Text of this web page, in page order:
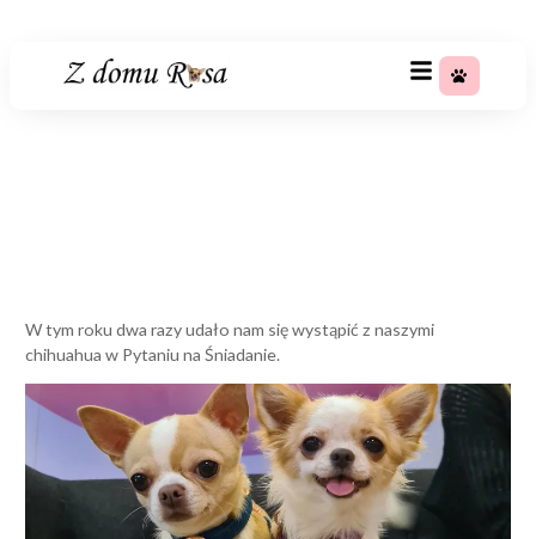
W tym roku dwa razy udało nam się wystąpić z naszymi
chihuahua w Pytaniu na Śniadanie.